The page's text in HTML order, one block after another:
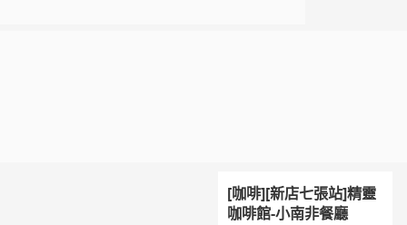
[咖啡][新店七張站]精靈
咖啡館-小南非餐廳